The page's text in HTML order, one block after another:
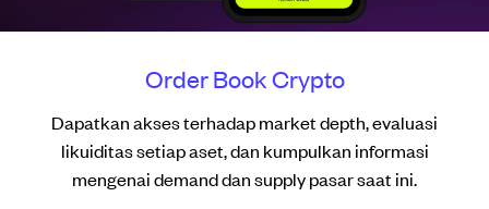
Order Book Crypto
Dapatkan akses terhadap market depth, evaluasi
likuiditas setiap aset, dan kumpulkan informasi
mengenai demand dan supply pasar saat ini.
Advanced Orders
Kelola risiko dan manfaatkan peluang dengan Limit
Order, Stop Order, dan Stop-Limit Order.
Pelajari lebih lanjut
Chart Teknikal
Dapatkan akses ke 50+ indikator teknikal dan 20+ alat
gambar, yang didukung oleh Trading View.
Pelajari lebih lanjut